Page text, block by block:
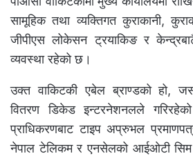
सामूहिक तथा व्यक्तिगत कुराकानी,
जीपीएस लोकेसन ट्रयाकिङ र
व्यवस्था रहेको छ।
उक्त वाकिटकी एबेल ब्राण्डको हो,
वितरण डिकेड इन्टरनेशनलले
प्राधिकरणबाट टाइप अप्रुभल
नेपाल टेलिकम र एनसेलको आईओटी सिम